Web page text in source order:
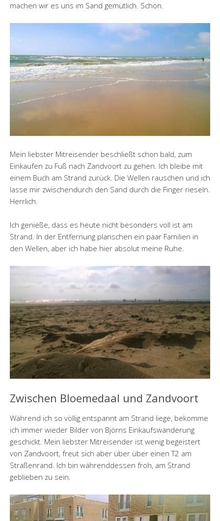
machen wir es uns im Sand gemütlich. Schön.
Mein liebster Mitreisender beschließt schon bald, zum
Einkaufen zu Fuß nach Zandvoort zu gehen. Ich bleibe mit
einem Buch am Strand zurück. Die Wellen rauschen und ich
lasse mir zwischendurch den Sand durch die Finger rieseln.
Herrlich.
Ich genieße, dass es heute nicht besonders voll ist am
Strand. In der Entfernung planschen ein paar Familien in
den Wellen, aber ich habe hier absolut meine Ruhe.
Zwischen Bloemedaal und Zandvoort
Während ich so völlig entspannt am Strand liege, bekomme
ich immer wieder Bilder von Björns Einkaufswanderung
geschickt. Mein liebster Mitreisender ist wenig begeistert
von Zandvoort, freut sich aber über über einen T2 am
Straßenrand. Ich bin währenddessen froh, am Strand
geblieben zu sein.